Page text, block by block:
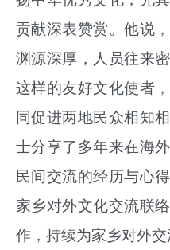
贡献深表赞赏。他说
渊源深厚，人员往来
这样的友好文化使者
同促进两地民众相知
士分享了多年来在海
民间交流的经历与心
家乡对外文化交流联
作，持续为家乡对外交